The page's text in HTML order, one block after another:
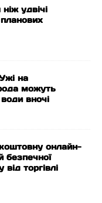
удвічі
на
можуть
вночі
онлайн-
безпечної
торгівлі